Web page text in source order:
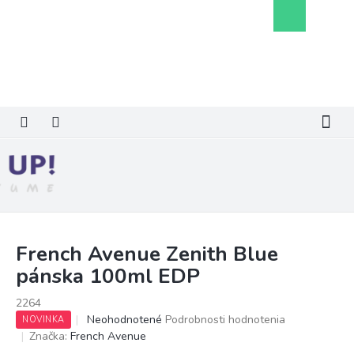
košík
French Avenue Zenith Blue
pánska 100ml EDP
2264
NOVINKA
Priemerné
hodnotenie
Neohodnotené Podrobnosti hodnotenia
Značka: French Avenue